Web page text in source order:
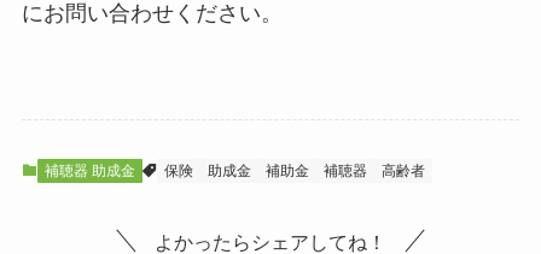
にお問い合わせください。
補聴器 助成金 保険 助成金 補助金 補聴器 高齢者
よかったらシェアしてね！